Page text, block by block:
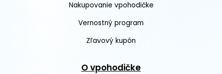
Nakupovanie vpohodičke
Vernostný program
Zľavový kupón
O vpohodičke